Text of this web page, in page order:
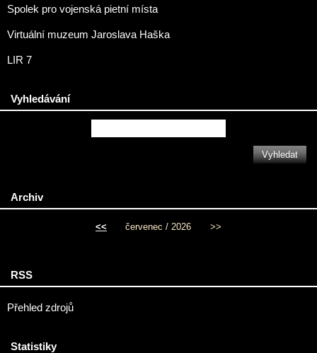
Spolek pro vojenská pietní místa
Virtuální muzeum Jaroslava Haška
LIR 7
Vyhledávání
Archiv
<< červenec / 2026 >>
RSS
Přehled zdrojů
Statistiky